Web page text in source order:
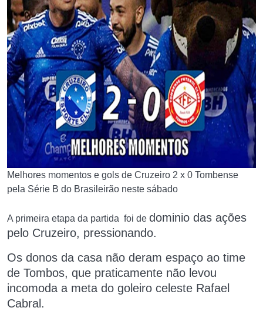
Melhores momentos e gols de Cruzeiro 2 x 0 Tombense
pela Série B do Brasileirão neste sábado
A primeira etapa da partida foi de dominio das ações
pelo Cruzeiro, pressionando.
Os donos da casa não deram espaço ao time
de Tombos, que praticamente não levou
incomoda a meta do goleiro celeste Rafael
Cabral.